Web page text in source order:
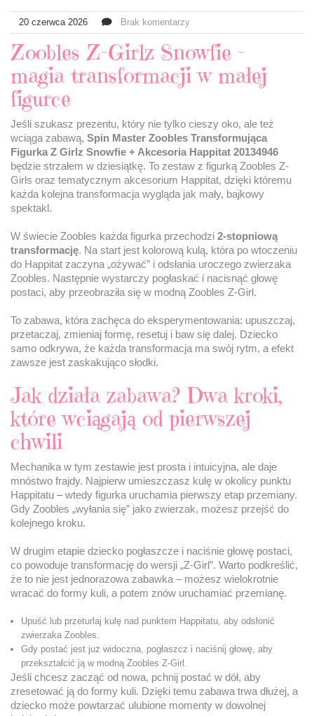
20 czerwca 2026 Brak komentarzy
Zoobles Z-Girlz Snowfie –
magia transformacji w małej
figurce
Jeśli szukasz prezentu, który nie tylko cieszy oko, ale też
wciąga zabawą, Spin Master Zoobles Transformująca
Figurka Z Girlz Snowfie + Akcesoria Happitat 20134946
będzie strzałem w dziesiątkę. To zestaw z figurką Zoobles Z-
Girls oraz tematycznym akcesorium Happitat, dzięki któremu
każda kolejna transformacja wygląda jak mały, bajkowy
spektakl.
W świecie Zoobles każda figurka przechodzi 2-stopniową
transformację. Na start jest kolorową kulą, która po wtoczeniu
do Happitat zaczyna „ożywać” i odsłania uroczego zwierzaka
Zoobles. Następnie wystarczy pogłaskać i nacisnąć głowę
postaci, aby przeobraziła się w modną Zoobles Z-Girl.
To zabawa, która zachęca do eksperymentowania: upuszczaj,
przetaczaj, zmieniaj formę, resetuj i baw się dalej. Dziecko
samo odkrywa, że każda transformacja ma swój rytm, a efekt
zawsze jest zaskakująco słodki.
Jak działa zabawa? Dwa kroki,
które wciągają od pierwszej
chwili
Mechanika w tym zestawie jest prosta i intuicyjna, ale daje
mnóstwo frajdy. Najpierw umieszczasz kulę w okolicy punktu
Happitatu – wtedy figurka uruchamia pierwszy etap przemiany.
Gdy Zoobles „wyłania się” jako zwierzak, możesz przejść do
kolejnego kroku.
W drugim etapie dziecko pogłaszcze i naciśnie głowę postaci,
co powoduje transformację do wersji „Z-Girl”. Warto podkreślić,
że to nie jest jednorazowa zabawka – możesz wielokrotnie
wracać do formy kuli, a potem znów uruchamiać przemianę.
Upuść lub przeturlaj kulę nad punktem Happitatu, aby odsłonić
zwierzaka Zoobles.
Gdy postać jest już widoczna, pogłaszcz i naciśnij głowę, aby
przekształcić ją w modną Zoobles Z-Girl.
Jeśli chcesz zacząć od nowa, pchnij postać w dół, aby
zresetować ją do formy kuli. Dzięki temu zabawa trwa dłużej, a
dziecko może powtarzać ulubione momenty w dowolnej